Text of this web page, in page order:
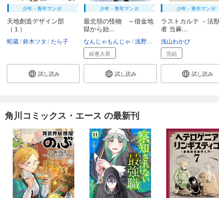
少年・青年マンガ
天地創造デザイン部
（１）
蛇蔵 鈴木ツタ たら子
試し読み
少年・青年マンガ
最北領の怪物 ～借金地
獄から始...
なんじゃもんじゃ 浅野五時 長浜めぐみ
続巻入荷
試し読み
少年・青年マンガ
ラストカルテ －法
者 当麻...
浅山わかび
完結
試し読み
角川コミックス・エース の最新刊